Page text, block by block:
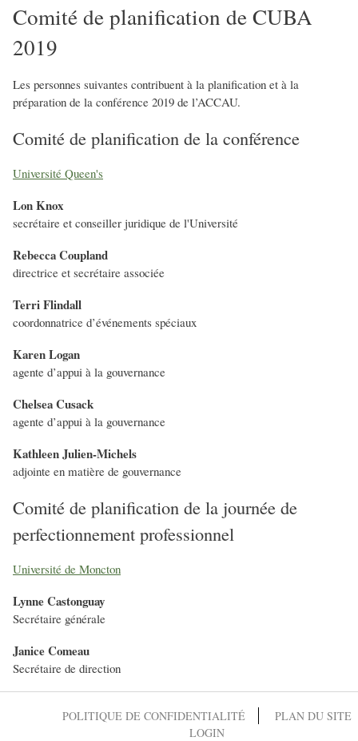
Comité de planification de CUBA
2019
Les personnes suivantes contribuent à la planification et à la
préparation de la conférence 2019 de l’ACCAU.
Comité de planification de la conférence
Université Queen's
Lon Knox
secrétaire et conseiller juridique de l'Université
Rebecca Coupland
directrice et secrétaire associée
Terri Flindall
coordonnatrice d’événements spéciaux
Karen Logan
agente d’appui à la gouvernance
Chelsea Cusack
agente d’appui à la gouvernance
Kathleen Julien-Michels
adjointe en matière de gouvernance
Comité de planification de la journée de
perfectionnement professionnel
Université de Moncton
Lynne Castonguay
Secrétaire générale
Janice Comeau
Secrétaire de direction
POLITIQUE DE CONFIDENTIALITÉ
PLAN DU SITE
LOGIN